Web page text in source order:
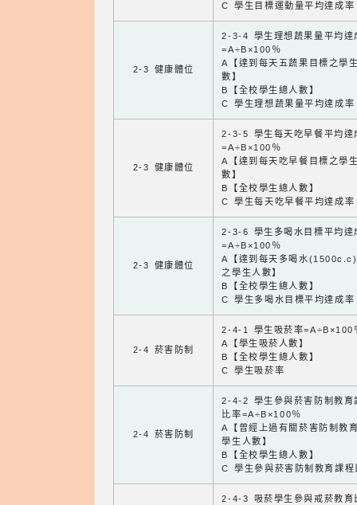
C 學生目標運動量平均達成率
2-3 健康體位
2-3-4 學生理想蔬果量平均達
=A÷B×100％
A【達到每天五蔬果目標之學
數】
B【全校學生總人數】
C 學生理想蔬果量平均達成率
2-3 健康體位
2-3-5 學生每天吃早餐平均達
=A÷B×100％
A【達到每天吃早餐目標之學
數】
B【全校學生總人數】
C 學生每天吃早餐平均達成率
2-3 健康體位
2-3-6 學生多喝水目標平均達
=A÷B×100％
A【達到每天多喝水
之學生人數】
B【全校學生總人數】
C 學生多喝水目標平均達成率
2-4 菸害防制
2-4-1 學生吸菸率=A÷B×100
A【學生吸菸人數】
B【全校學生總人數】
C 學生吸菸率
2-4 菸害防制
2-4-2 學生參與菸害防制教育
比率=A÷B×100％
A【曾經上過有關菸害防制教
學生人數】
B【全校學生總人數】
C 學生參與菸害防制教育課程
2-4-3 吸菸學生參與戒菸教育